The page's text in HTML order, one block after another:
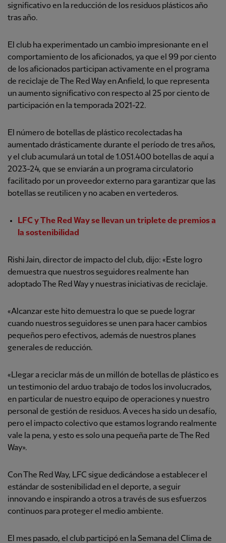
significativo en la reducción de los residuos plásticos año
tras año.
El club ha experimentado un cambio impresionante en el
comportamiento de los aficionados, ya que el 99 por ciento
de los aficionados participan activamente en el programa
de reciclaje de The Red Way en Anfield, lo que representa
un aumento significativo con respecto al 25 por ciento de
participación en la temporada 2021-22.
El número de botellas de plástico recolectadas ha
aumentado drásticamente durante el período de tres años,
y el club acumulará un total de 1.051.400 botellas de aquí a
2023-24, que se enviarán a un programa circulatorio
facilitado por un proveedor externo para garantizar que las
botellas se reutilicen y no acaben en vertederos.
LFC y The Red Way se llevan un triplete de premios a
la sostenibilidad
Rishi Jain, director de impacto del club, dijo: «Este logro
demuestra que nuestros seguidores realmente han
adoptado The Red Way y nuestras iniciativas de reciclaje.
«Alcanzar este hito demuestra lo que se puede lograr
cuando nuestros seguidores se unen para hacer cambios
pequeños pero efectivos, además de nuestros planes
generales de reducción.
«Llegar a reciclar más de un millón de botellas de plástico es
un testimonio del arduo trabajo de todos los involucrados,
en particular de nuestro equipo de operaciones y nuestro
personal de gestión de residuos. A veces ha sido un desafío,
pero el impacto colectivo que estamos logrando realmente
vale la pena, y esto es solo una pequeña parte de The Red
Way».
Con The Red Way, LFC sigue dedicándose a establecer el
estándar de sostenibilidad en el deporte, a seguir
innovando e inspirando a otros a través de sus esfuerzos
continuos para proteger el medio ambiente.
El mes pasado, el club participó en la Semana del Clima de